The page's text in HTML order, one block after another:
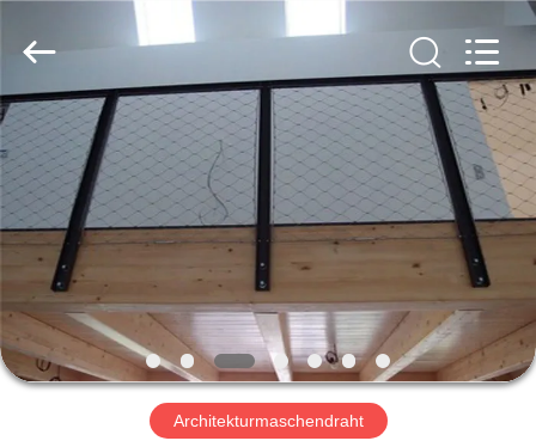
HAUS
PRODUKTE
ÜBER
UNS
FABRIK-
AUSFLUG
Mesh
Co.,Ltd.
Reserved.
Architekturmaschendraht